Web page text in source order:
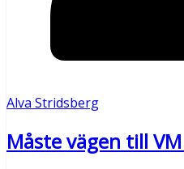
Alva Stridsberg
Måste vägen till